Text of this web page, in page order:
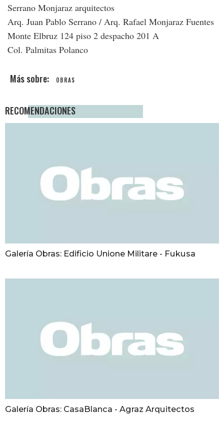
Serrano Monjaraz arquitectos
Arq. Juan Pablo Serrano / Arq. Rafael Monjaraz Fuentes
Monte Elbruz 124 piso 2 despacho 201 A
Col. Palmitas Polanco
OBRAS
RECOMENDACIONES
Galería Obras: Edificio Unione Militare - Fukusa
Galería Obras: CasaBlanca - Agraz Arquitectos